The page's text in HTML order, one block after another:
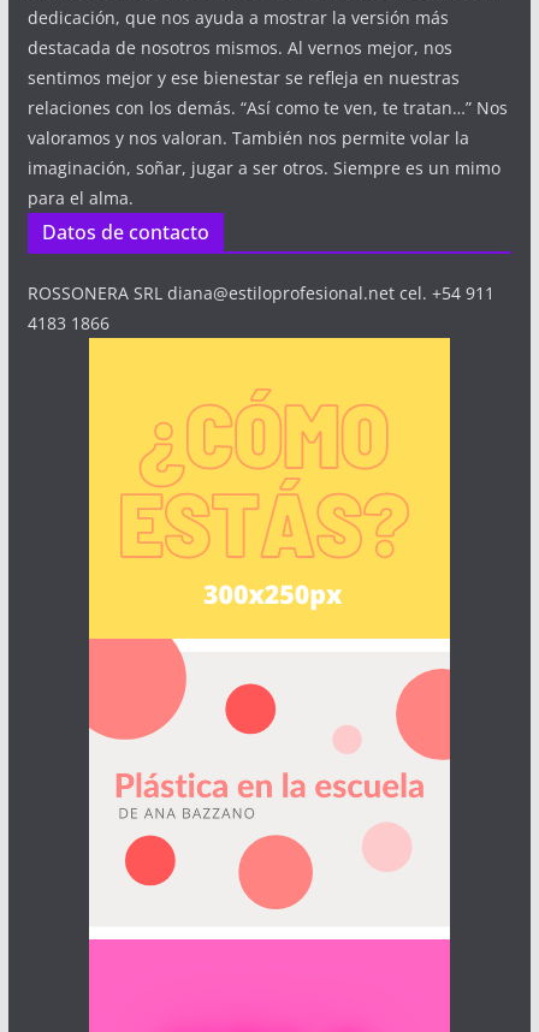
dedicación, que nos ayuda a mostrar la versión más
destacada de nosotros mismos. Al vernos mejor, nos
sentimos mejor y ese bienestar se refleja en nuestras
relaciones con los demás. “Así como te ven, te tratan…” Nos
valoramos y nos valoran. También nos permite volar la
imaginación, soñar, jugar a ser otros. Siempre es un mimo
para el alma.
Datos de contacto
ROSSONERA SRL diana@estiloprofesional.net cel. +54 911
4183 1866